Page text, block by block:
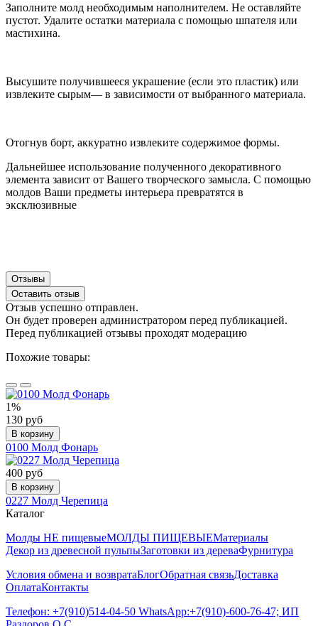
Заполните молд необходимым наполнителем. Не оставляйте
пустот. Удалите остатки материала с помощью шпателя или
мастихина.
Высушите получившееся украшение (если это пластик) или
извлеките сырым— в зависимости от выбранного материала.
Отогнув борт, аккуратно извлеките содержимое формы.
Дальнейшее использование полученного декоративного
элемента зависит от Вашего творческого замысла. С помощью
молдов Ваши предметы интерьера превратятся в
эксклюзивные
Отзывы
Оставить отзыв
Отзыв успешно отправлен.
Он будет проверен администратором перед публикацией.
Перед публикацией отзывы проходят модерацию
Похожие товары:
1%
130 руб
В корзину
0100 Молд Фонарь
400 руб
В корзину
0227 Молд Черепица
Каталог
Молды НЕ пищевыеМОЛДЫ ПИЩЕВЫЕМатериалы
Декор из древесной пульпыЗаготовки из дереваФурнитура
Условия обмена и возвратаБлогОбратная связьДоставка
ОплатаКонтакты
Телефон: +7(910)514-04-50 WhatsApp:+7(910)-600-76-47; ИП